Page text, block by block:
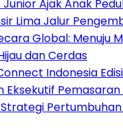
Junior Ajak Anak
Lima Jalur
Global: Menuju
dan Cerdas
Indonesia
Eksekutif
Pertumbuhan